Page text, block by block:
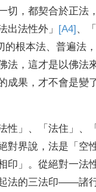
切 ，都契合於正法
出法性外 」 [A4] 、
的根本法、普遍法
法 ，這才是以佛法
成果 ，才不會是變
性 」、「法住 」、
對界說 ，法是 「 空
印 」。從絕對一法
法的三法印——諸